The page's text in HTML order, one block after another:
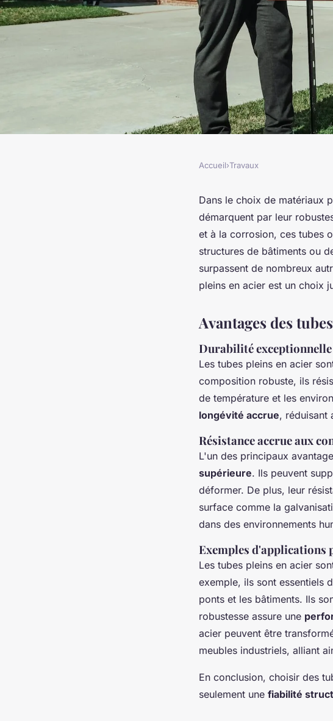
Choisissez votre tube
robustesse assurée
4 min de lecture
Accueil›Travaux
Dans le choix de matériaux
démarquent par leur
et à la corrosion, ces tubes
structures de bâtiments ou
surpassent de nombreux
pleins en acier est un choix
Avantages des
Durabilité
Les tubes pleins en acier
composition robuste, ils
de température et les
longévité accrue, réduisant
Résistance accrue aux
L'un des principaux
supérieure. Ils peuvent
déformer. De plus, leur
surface comme la
dans des environnements
Exemples d'applications
Les tubes pleins en acier
exemple, ils sont essentiels
ponts et les bâtiments. Ils
robustesse assure une
acier peuvent être
meubles industriels, alliant
En conclusion, choisir des
seulement une fiabilité